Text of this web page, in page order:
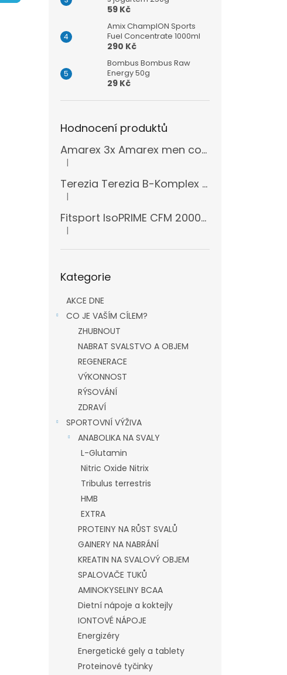
59 Kč
Amix ChampION Sports
Fuel Concentrate 1000ml
290 Kč
Bombus Bombus Raw
Energy 50g
29 Kč
Hodnocení produktů
Amarex 3x Amarex men complex 120 kapslí
Hodnocení produktu je 5 z 5 hvězdiček.
|
Terezia Terezia B-Komplex super forte 100 tablet
Hodnocení produktu je 5 z 5 hvězdiček.
|
Fitsport IsoPRIME CFM 2000g + šejkr
Hodnocení produktu je 5 z 5 hvězdiček.
|
kategorie
Kategorie
AKCE DNE
CO JE VAŠÍM CÍLEM?
ZHUBNOUT
NABRAT SVALSTVO A OBJEM
REGENERACE
VÝKONNOST
RÝSOVÁNÍ
ZDRAVÍ
SPORTOVNÍ VÝŽIVA
ANABOLIKA NA SVALY
L-Glutamin
Nitric Oxide Nitrix
Tribulus terrestris
HMB
EXTRA
PROTEINY NA RŮST SVALŮ
GAINERY NA NABRÁNÍ
KREATIN NA SVALOVÝ OBJEM
SPALOVAČE TUKŮ
AMINOKYSELINY BCAA
Dietní nápoje a koktejly
IONTOVÉ NÁPOJE
Energizéry
Energetické gely a tablety
Proteinové tyčinky